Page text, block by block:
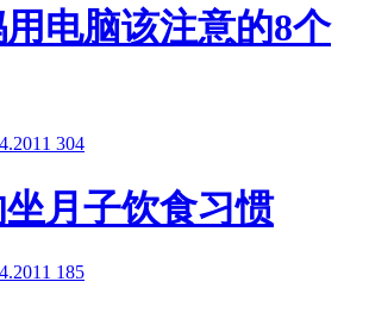
电脑该注意的8个
304
月子饮食习惯
185